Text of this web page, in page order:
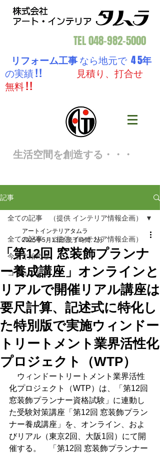
TEL048-982-5000
リフォーム工事なら地元で 4 5年
の実績 ! !
見積り、打合せ
無料 ! !
生活空間を創造する・・・
記事
全ての記事 （提供 インテリア情報企画）
今すぐ始める
コミュニティ
全ての記事 （提供 インテリア情報企画）
「第12回 窓装飾プランナ
ー養成講座」オンラインと
リアルで開催リアル講座は
要尺計算、記述式に特化し
た特別版で実施ウィンドー
トリートメント業界活性化
プロジェクト（WTP）
アートインテリアタムラ
2025年5月13日 読了時間: 2分
ウィンドートリートメント業界活性
化プロジェクト（WTP）は、「第12回
窓装飾プランナー資格試験」に連動し
た受験対策講座「第12回 窓装飾プラン
ナー養成講座」を、オンライン、およ
びリアル（東京2回、大阪1回）にて開
催する。　「第12回 窓装飾プランナー